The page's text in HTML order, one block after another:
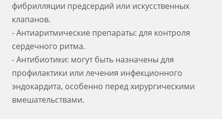
фибрилляции предсердий или искусственных
клапанов.
- Антиаритмические препараты: для контроля
сердечного ритма.
- Антибиотики: могут быть назначены для
профилактики или лечения инфекционного
эндокардита, особенно перед хирургическими
вмешательствами.